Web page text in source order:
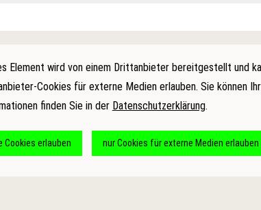
Element wird von einem Drittanbieter bereitgestellt und
Cookies für externe Medien erlauben. Sie können
finden Sie in der Datenschutzerklärung.
Cookies erlauben nur Cookies für externe Medien erlauben